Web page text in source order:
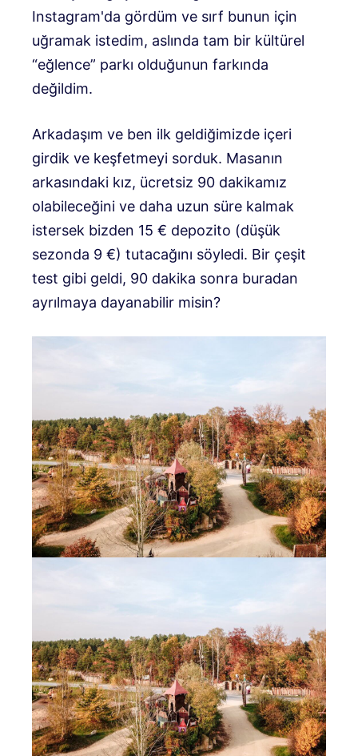
Instagram'da gördüm ve sırf bunun için
uğramak istedim, aslında tam bir kültürel
“eğlence” parkı olduğunun farkında
değildim.
Arkadaşım ve ben ilk geldiğimizde içeri
girdik ve keşfetmeyi sorduk. Masanın
arkasındaki kız, ücretsiz 90 dakikamız
olabileceğini ve daha uzun süre kalmak
istersek bizden 15 € depozito (düşük
sezonda 9 €) tutacağını söyledi. Bir çeşit
test gibi geldi, 90 dakika sonra buradan
ayrılmaya dayanabilir misin?